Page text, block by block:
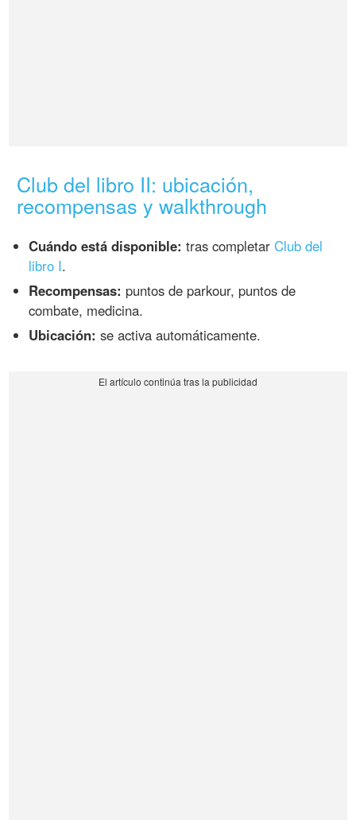
Club del libro II: ubicación,
recompensas y walkthrough
Cuándo está disponible: tras completarClub del
libro I.
Recompensas: puntos de parkour, puntos de
combate, medicina.
Ubicación: se activa automáticamente.